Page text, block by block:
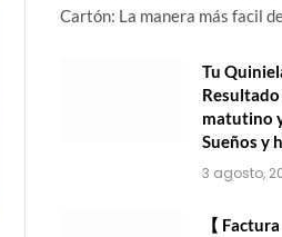
Cartón: La manera más facil
Tu
matutino
Sueños y
3 agosto,
【